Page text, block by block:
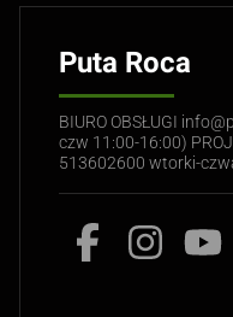
Puta Roca
BIURO OBSŁUGI
czw 11:00-16:00)
513602600 wtorki-